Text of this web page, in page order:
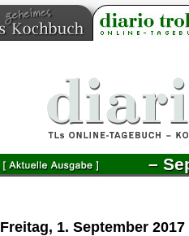
–
Freitag, 1. September 2017